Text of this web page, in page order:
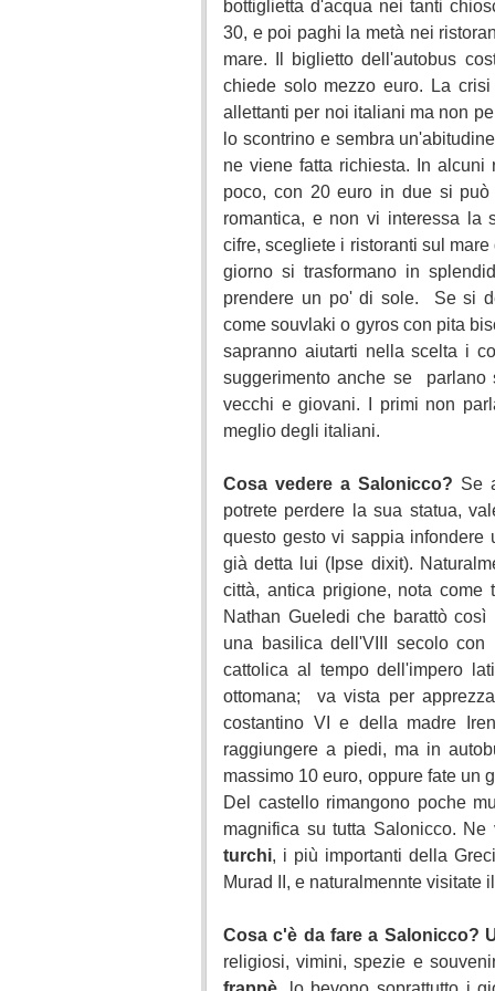
bottiglietta d'acqua nei tanti
30, e poi paghi la metà nei
mare. Il biglietto dell'autobus
chiede solo mezzo euro. La
allettanti per noi italiani ma non
lo scontrino e sembra
ne viene fatta richiesta. In alcuni
poco, con 20 euro in due si
romantica, e non vi interessa la
cifre, scegliete i ristoranti sul
giorno si trasformano in
prendere un po' di sole. Se si
come souvlaki o gyros con pita
sapranno aiutarti nella scelta i
suggerimento anche se parlano
vecchi e giovani. I primi non
meglio degli italiani.
Cosa vedere a Salonicco? Se
potrete perdere la sua statua,
questo gesto vi sappia
già detta lui (Ipse dixit).
città, antica prigione, nota
Nathan Gueledi che barattò
una basilica dell'VIII secolo con
cattolica al tempo dell'impero
ottomana; va vista per
costantino VI e della madre
raggiungere a piedi, ma in
massimo 10 euro, oppure fate un
Del castello rimangono poche
magnifica su tutta Salonicco.
turchi, i più importanti della
Murad II, e naturalmennte visitate
Cosa c'è da fare a Salonicco?
religiosi, vimini, spezie e